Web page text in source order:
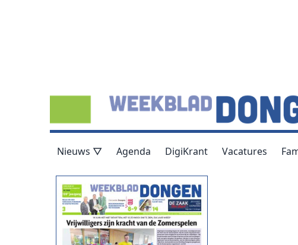
Nieuws ▽ Agenda DigiKrant Vacatures